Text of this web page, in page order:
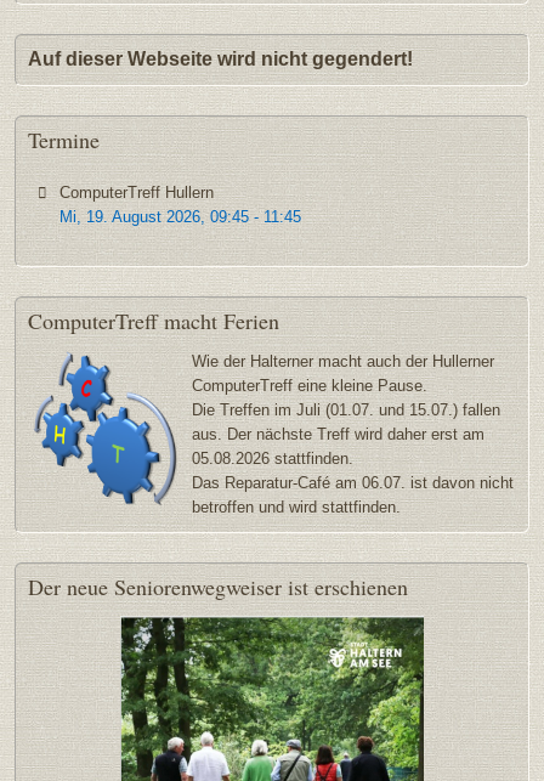
Auf dieser Webseite wird nicht gegendert!
Termine
ComputerTreff Hullern
Mi, 19. August 2026,09:45-11:45
ComputerTreffmacht Ferien
Wie der Halterner macht auch der Hullerner
ComputerTreff eine kleine Pause.
Die Treffen im Juli (01.07. und 15.07.) fallen
aus. Der nächste Treff wird daher erst am
05.08.2026 stattfinden.
Das Reparatur-Café am 06.07. ist davon nicht
betroffen und wird stattfinden.
Der neue Seniorenwegweiser ist erschienen